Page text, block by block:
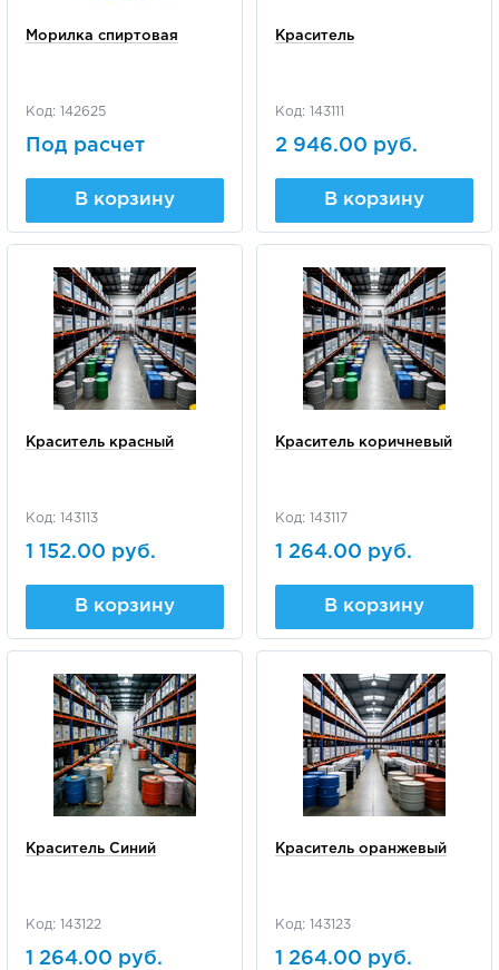
Морилка спиртовая
Код: 142625
Под расчет
В корзину
Краситель
Код: 143111
2 946.00 руб.
В корзину
Краситель красный
Код: 143113
1 152.00 руб.
В корзину
Краситель коричневый
Код: 143117
1 264.00 руб.
В корзину
Краситель Синий
Код: 143122
1 264.00 руб.
Краситель оранжевый
Код: 143123
1 264.00 руб.